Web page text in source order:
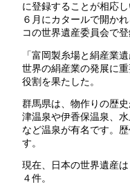
に登録することが相応
６月にカタールで開か
コの世界遺産委員会で
「富岡製糸場と絹産業
世界の絹産業の発展に
役割を果たした。
群馬県は、物作りの歴
津温泉や伊香保温泉、水
など温泉が有名です。
す。
現在、日本の世界遺産
４件。